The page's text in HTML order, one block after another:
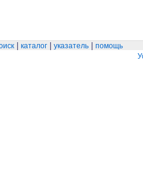
каталог указатель
помощь